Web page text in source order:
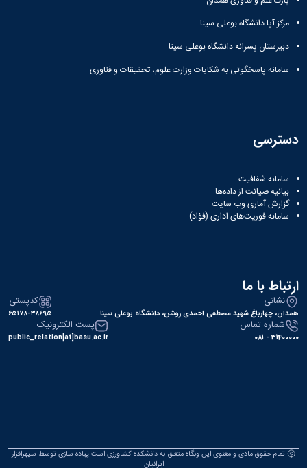
مرکز آپا دانشگاه بوعلی سینا
دبیرستان پسرانه دانشگاه بوعلی سینا
سامانه پاسخگوئی به شکایات وزارت علوم، تحقیقات و فناوری
دسترسی
سامانه شفافیت
بیانیه صیانت از داده‌ها
گزارش آماری وب‌ سایت
سامانه فوریت‌های اداری (فؤاد)
ارتباط با ما
نشانی
همدان، چهارباغ شهید مصطفی احمدی روشن، دانشگاه بوعلی سینا
کدپستی
۶۵۱۷۸-۳۸۶۹۵
شماره تماس
31400000 - 081
پست الکترونیک
public_relation[at]basu.ac.ir
تمام حقوق مادی و معنوی این وبگاه متعلق به دانشکده کشاورزی است.پیاده سازی توسط سپهرافزار
ایرانیان